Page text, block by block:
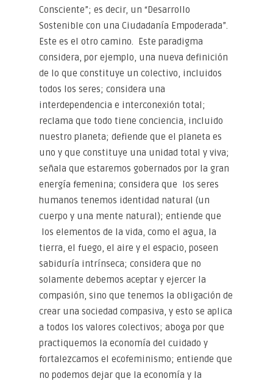
Consciente”; es decir, un “Desarrollo
Sostenible con una Ciudadanía Empoderada”.
Este es el otro camino. Este paradigma
considera, por ejemplo, una nueva definición
de lo que constituye un colectivo, incluidos
todos los seres; considera una
interdependencia e interconexión total;
reclama que todo tiene conciencia, incluido
nuestro planeta; defiende que el planeta es
uno y que constituye una unidad total y viva;
señala que estaremos gobernados por la gran
energía femenina; considera que los seres
humanos tenemos identidad natural (un
cuerpo y una mente natural); entiende que
los elementos de la vida, como el agua, la
tierra, el fuego, el aire y el espacio, poseen
sabiduría intrínseca; considera que no
solamente debemos aceptar y ejercer la
compasión, sino que tenemos la obligación de
crear una sociedad compasiva, y esto se aplica
a todos los valores colectivos; aboga por que
practiquemos la economía del cuidado y
fortalezcamos el ecofeminismo; entiende que
no podemos dejar que la economía y la